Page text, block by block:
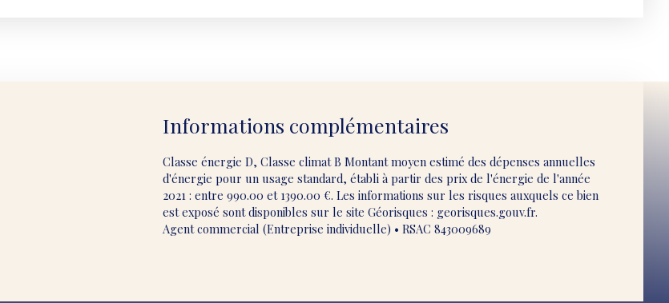
Informations complémentaires
Classe énergie D, Classe climat B Montant moyen estimé des dépenses annuelles
d'énergie pour un usage standard, établi à partir des prix de l'énergie de l'année
2021 : entre 990.00 et 1390.00 €. Les informations sur les risques auxquels ce bien
est exposé sont disponibles sur le site Géorisques : georisques.gouv.fr.
Agent commercial (Entreprise individuelle) • RSAC 843009689